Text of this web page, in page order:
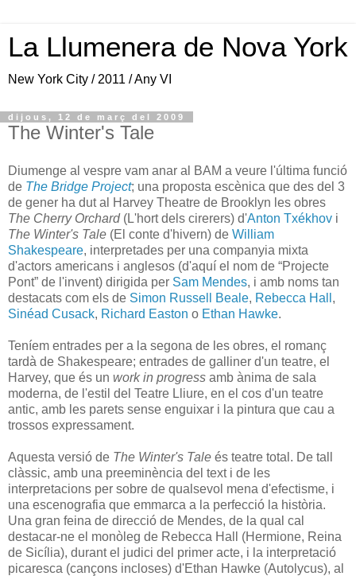
La Llumenera de Nova York
New York City / 2011 / Any VI
dijous, 12 de març del 2009
The Winter's Tale
Diumenge al vespre vam anar al BAM a veure l'última funció
de The Bridge Project; una proposta escènica que des del 3
de gener ha dut al Harvey Theatre de Brooklyn les obres
The Cherry Orchard(L'hort dels cirerers) d'Anton Txékhov i
The Winter's Tale (El conte d'hivern) de William
Shakespeare, interpretades per una companyia mixta
d'actors americans i anglesos (d'aquí el nom de “Projecte
Pont” de l'invent) dirigida per Sam Mendes, i amb noms tan
destacats com els de Simon Russell Beale, Rebecca Hall ,
Sinéad Cusack, Richard Easton o Ethan Hawke.
Teníem entrades per a la segona de les obres, el romanç
tardà de Shakespeare; entrades de galliner d'un teatre, el
Harvey, que és un work in progress amb ànima de sala
moderna, de l'estil del Teatre Lliure, en el cos d'un teatre
antic, amb les parets sense enguixar i la pintura que cau a
trossos expressament.
Aquesta versió de The Winter's Tale és teatre total. De tall
clàssic, amb una preeminència del text i de les
interpretacions per sobre de qualsevol mena d'efectisme, i
una escenografia que emmarca a la perfecció la història.
Una gran feina de direcció de Mendes, de la qual cal
destacar-ne el monòleg de Rebecca Hall (Hermione, Reina
de Sicília), durant el judici del primer acte, i la interpretació
picaresca (cançons incloses) d'Ethan Hawke (Autolycus), al